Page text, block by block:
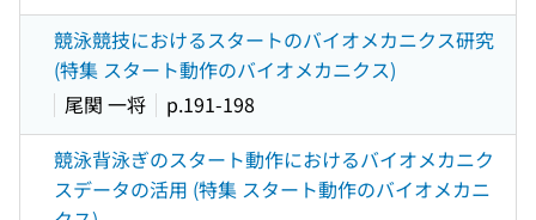
競泳競技におけるスタートのバイオメカニクス研究
(特集 スタート動作のバイオメカニクス)
尾関 一将
p.191-198
競泳背泳ぎのスタート動作におけるバイオメカニク
スデータの活用 (特集 スタート動作のバイオメカニ